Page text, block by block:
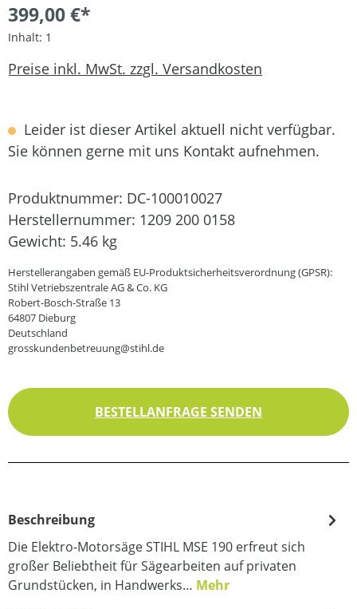
399,00 €*
Inhalt: 1
Preise inkl. MwSt. zzgl. Versandkosten
Leider ist dieser Artikel aktuell nicht verfügbar.
Sie können gerne mit uns Kontakt aufnehmen.
Produktnummer: DC-100010027
Herstellernummer: 1209 200 0158
Gewicht: 5.46 kg
Herstellerangaben gemäß EU-Produktsicherheitsverordnung (GPSR):
Stihl Vetriebszentrale AG & Co. KG
Robert-Bosch-Straße 13
64807 Dieburg
Deutschland
grosskundenbetreuung@stihl.de
BESTELLANFRAGE SENDEN
Beschreibung
Die Elektro-Motorsäge STIHL MSE 190 erfreut sich
großer Beliebtheit für Sägearbeiten auf privaten
Grundstücken, in Handwerks… Mehr